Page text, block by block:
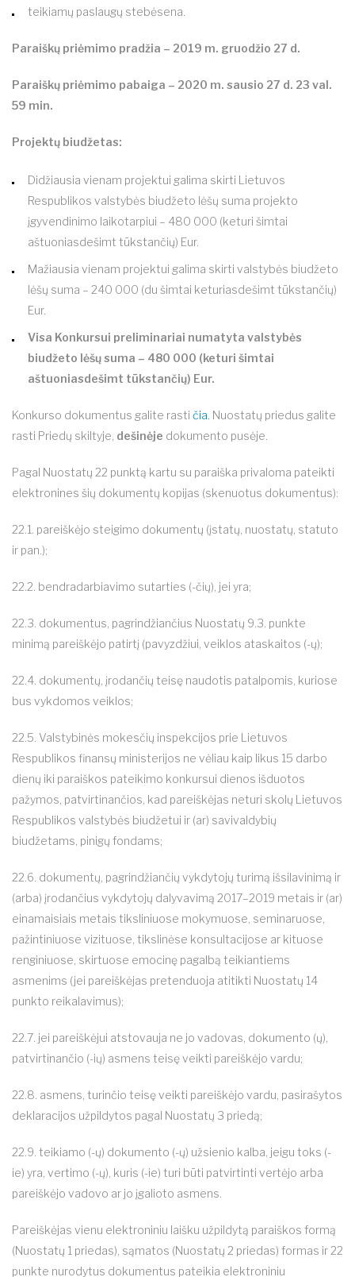
teikiamų paslaugų stebėsena.
Paraiškų priėmimo pradžia – 2019 m. gruodžio 27 d.
Paraiškų priėmimo pabaiga – 2020 m. sausio 27 d. 23 val.
59 min.
Projektų biudžetas:
Didžiausia vienam projektui galima skirti Lietuvos
Respublikos valstybės biudžeto lėšų suma projekto
įgyvendinimo laikotarpiui – 480 000 (keturi šimtai
aštuoniasdešimt tūkstančių) Eur.
Mažiausia vienam projektui galima skirti valstybės biudžeto
lėšų suma – 240 000 (du šimtai keturiasdešimt tūkstančių)
Eur.
Visa Konkursui preliminariai numatyta valstybės
biudžeto lėšų suma – 480 000 (keturi šimtai
aštuoniasdešimt tūkstančių) Eur.
Konkurso dokumentus galite rasti čia. Nuostatų priedus galite
rasti Priedų skiltyje, dešinėje dokumento pusėje.
Pagal Nuostatų 22 punktą kartu su paraiška privaloma pateikti
elektronines šių dokumentų kopijas (skenuotus dokumentus):
22.1. pareiškėjo steigimo dokumentų (įstatų, nuostatų, statuto
ir pan.);
22.2. bendradarbiavimo sutarties (-čių), jei yra;
22.3. dokumentus, pagrindžiančius Nuostatų 9.3. punkte
minimą pareiškėjo patirtį (pavyzdžiui, veiklos ataskaitos (-ų);
22.4. dokumentų, įrodančių teisę naudotis patalpomis, kuriose
bus vykdomos veiklos;
22.5. Valstybinės mokesčių inspekcijos prie Lietuvos
Respublikos finansų ministerijos ne vėliau kaip likus 15 darbo
dienų iki paraiškos pateikimo konkursui dienos išduotos
pažymos, patvirtinančios, kad pareiškėjas neturi skolų Lietuvos
Respublikos valstybės biudžetui ir (ar) savivaldybių
biudžetams, pinigų fondams;
22.6. dokumentų, pagrindžiančių vykdytojų turimą išsilavinimą ir
(arba) įrodančius vykdytojų dalyvavimą 2017–2019 metais ir (ar)
einamaisiais metais tiksliniuose mokymuose, seminaruose,
pažintiniuose vizituose, tikslinėse konsultacijose ar kituose
renginiuose, skirtuose emocinę pagalbą teikiantiems
asmenims (jei pareiškėjas pretenduoja atitikti Nuostatų 14
punkto reikalavimus);
22.7. jei pareiškėjui atstovauja ne jo vadovas, dokumento (ų),
patvirtinančio (-ių) asmens teisę veikti pareiškėjo vardu;
22.8. asmens, turinčio teisę veikti pareiškėjo vardu, pasirašytos
deklaracijos užpildytos pagal Nuostatų 3 priedą;
22.9. teikiamo (-ų) dokumento (-ų) užsienio kalba, jeigu toks (-
ie) yra, vertimo (-ų), kuris (-ie) turi būti patvirtinti vertėjo arba
pareiškėjo vadovo ar jo įgalioto asmens.
Pareiškėjas vienu elektroniniu laišku užpildytą paraiškos formą
(Nuostatų 1 priedas), sąmatos (Nuostatų 2 priedas) formas ir 22
punkte nurodytus dokumentus pateikia elektroniniu